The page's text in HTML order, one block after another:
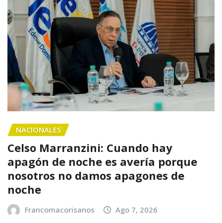
NACIONALES
Celso Marranzini: Cuando hay
apagón de noche es avería porque
nosotros no damos apagones de
noche
Francomacorisanos Ago 7, 2026